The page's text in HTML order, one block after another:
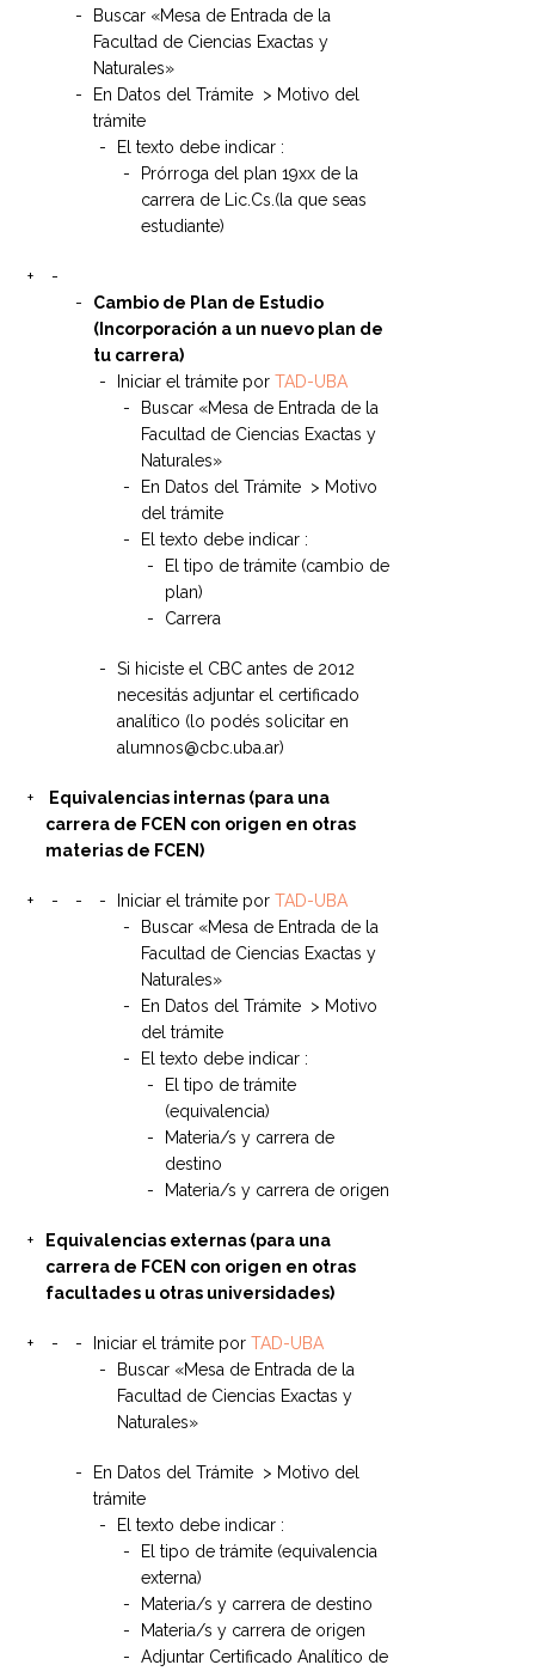
Buscar «Mesa de Entrada de la
Facultad de Ciencias Exactas y
Naturales»
En Datos del Trámite > Motivo del
trámite
El texto debe indicar :
Prórroga del plan 19xx de la
carrera de Lic.Cs.(la que seas
estudiante)
Cambio de Plan de Estudio
(Incorporación a un nuevo plan de
tu carrera)
Iniciar el trámite porTAD-UBA
Buscar «Mesa de Entrada de la
Facultad de Ciencias Exactas y
Naturales»
En Datos del Trámite > Motivo
del trámite
El texto debe indicar :
El tipo de trámite (cambio de
plan)
Carrera
Si hiciste el CBC antes de 2012
necesitás adjuntar el certificado
analítico (lo podés solicitar en
alumnos@cbc.uba.ar)
Equivalencias internas (para una
carrera de FCEN con origen en otras
materias de FCEN)
Iniciar el trámite porTAD-UBA
Buscar «Mesa de Entrada de la
Facultad de Ciencias Exactas y
Naturales»
En Datos del Trámite > Motivo
del trámite
El texto debe indicar :
El tipo de trámite
(equivalencia)
Materia/s y carrera de
destino
Materia/s y carrera de origen
Equivalencias externas (para una
carrera de FCEN con origen en otras
facultades u otras universidades)
Iniciar el trámite porTAD-UBA
Buscar «Mesa de Entrada de la
Facultad de Ciencias Exactas y
Naturales»
En Datos del Trámite > Motivo del
trámite
El texto debe indicar :
El tipo de trámite (equivalencia
externa)
Materia/s y carrera de destino
Materia/s y carrera de origen
Adjuntar Certificado Analítico de